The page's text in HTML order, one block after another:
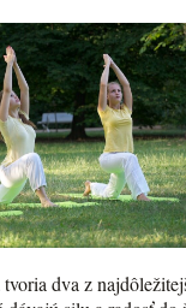
dva z